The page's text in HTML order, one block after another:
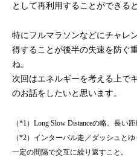
として再利用することができる
特にフルマラソンなどにチャレ
得することが後半の失速を防ぐ
ね。
次回はエネルギーを考える上で
のお話をしたいと思います。
（*1）Long Slow Distanceの略。長い
（*2）インターバル走／ダッシュと
一定の間隔で交互に繰り返すこと。